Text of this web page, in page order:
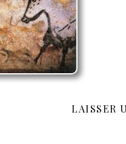
LAISSER